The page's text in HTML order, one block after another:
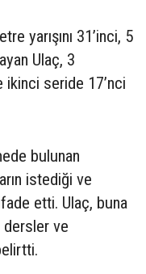
yarışını 31’inci, 5
Ulaç, 3
ikinci seride 17’nci
bulunan
istediği ve
etti. Ulaç, buna
dersler ve